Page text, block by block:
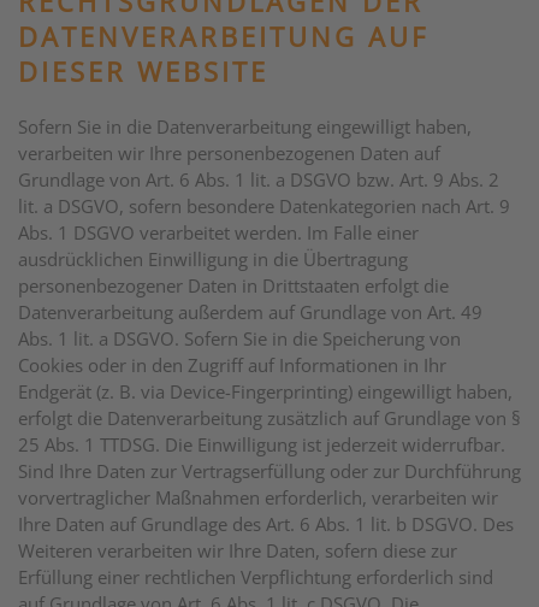
DATENVERARBEITUNG AUF
DIESER WEBSITE
Sofern Sie in die Datenverarbeitung eingewilligt haben,
verarbeiten wir Ihre personenbezogenen Daten auf
Grundlage von Art. 6 Abs. 1 lit. a DSGVO bzw. Art. 9 Abs. 2
lit. a DSGVO, sofern besondere Datenkategorien nach Art. 9
Abs. 1 DSGVO verarbeitet werden. Im Falle einer
ausdrücklichen Einwilligung in die Übertragung
personenbezogener Daten in Drittstaaten erfolgt die
Datenverarbeitung außerdem auf Grundlage von Art. 49
Abs. 1 lit. a DSGVO. Sofern Sie in die Speicherung von
Cookies oder in den Zugriff auf Informationen in Ihr
Endgerät (z. B. via Device-Fingerprinting) eingewilligt haben,
erfolgt die Datenverarbeitung zusätzlich auf Grundlage von §
25 Abs. 1 TTDSG. Die Einwilligung ist jederzeit widerrufbar.
Sind Ihre Daten zur Vertragserfüllung oder zur Durchführung
vorvertraglicher Maßnahmen erforderlich, verarbeiten wir
Ihre Daten auf Grundlage des Art. 6 Abs. 1 lit. b DSGVO. Des
Weiteren verarbeiten wir Ihre Daten, sofern diese zur
Erfüllung einer rechtlichen Verpflichtung erforderlich sind